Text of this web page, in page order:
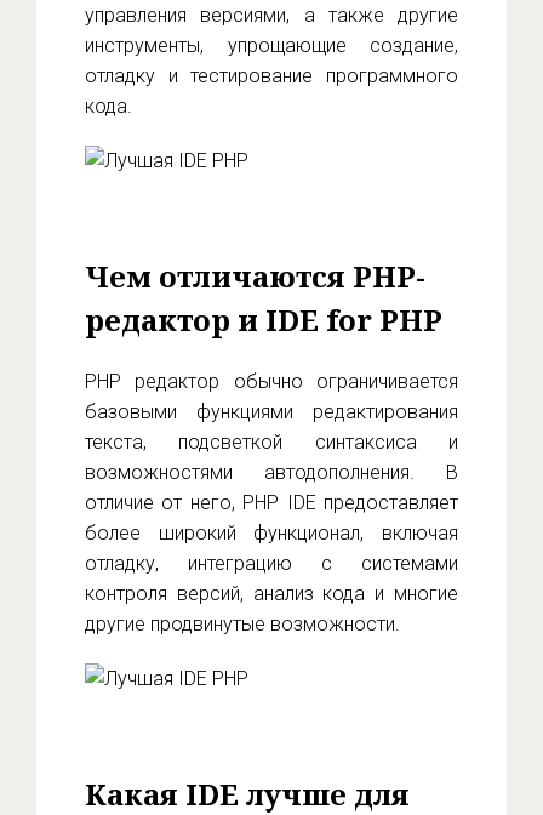
управления версиями, а также другие
инструменты, упрощающие создание,
отладку и тестирование программного
кода.
Чем отличаются PHP-
редактор и IDE for PHP
PHP редактор обычно ограничивается
базовыми функциями редактирования
текста, подсветкой синтаксиса и
возможностями автодополнения. В
отличие от него, PHP IDE предоставляет
более широкий функционал, включая
отладку, интеграцию с системами
контроля версий, анализ кода и многие
другие продвинутые возможности.
Какая IDE лучше для